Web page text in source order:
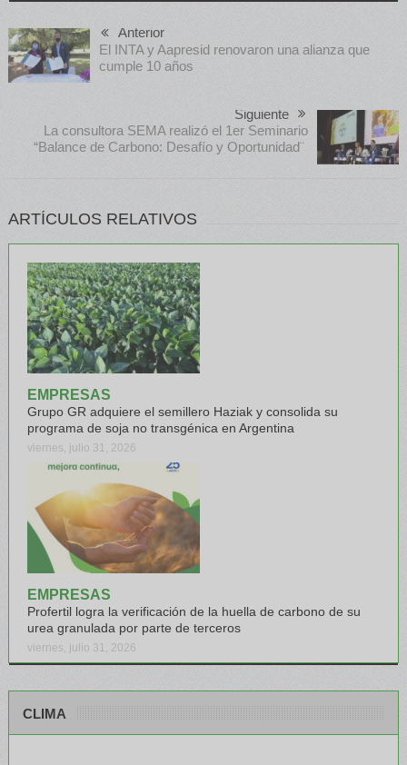
Anterior
El INTA y Aapresid renovaron una alianza que
cumple 10 años
Siguiente
La consultora SEMA realizó el 1er Seminario
“Balance de Carbono: Desafío y Oportunidad¨
ARTÍCULOS RELATIVOS
EMPRESAS
Grupo GR adquiere el semillero Haziak y consolida su
programa de soja no transgénica en Argentina
viernes, julio 31, 2026
EMPRESAS
Profertil logra la verificación de la huella de carbono de su
urea granulada por parte de terceros
viernes, julio 31, 2026
CLIMA